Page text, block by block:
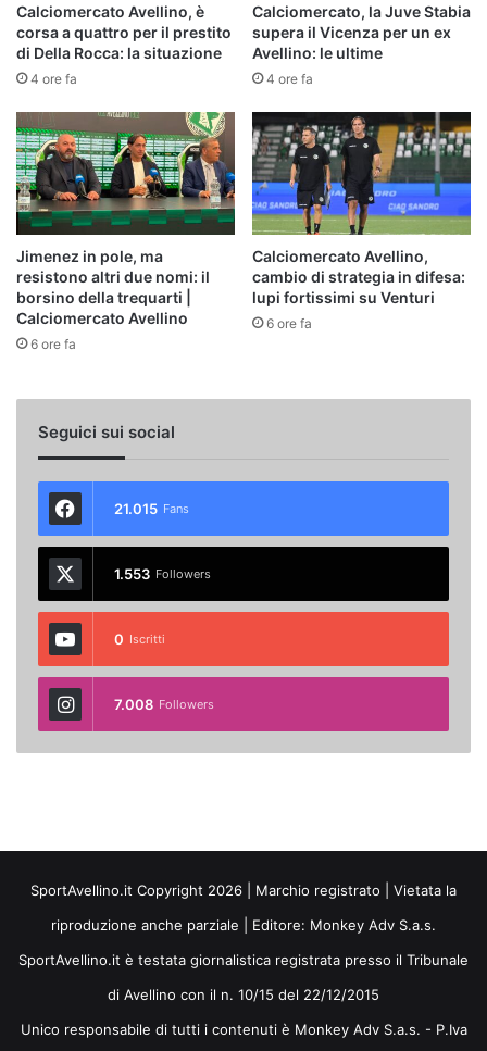
Calciomercato Avellino, è
corsa a quattro per il prestito
di Della Rocca: la situazione
4 ore fa
Calciomercato, la Juve Stabia
supera il Vicenza per un ex
Avellino: le ultime
4 ore fa
Jimenez in pole, ma
resistono altri due nomi: il
borsino della trequarti |
Calciomercato Avellino
6 ore fa
Calciomercato Avellino,
cambio di strategia in difesa:
lupi fortissimi su Venturi
6 ore fa
Seguici sui social
21.015 Fans
1.553 Followers
0 Iscritti
7.008 Followers
SportAvellino.it Copyright 2026 | Marchio registrato | Vietata la
riproduzione anche parziale | Editore: Monkey Adv S.a.s.
SportAvellino.it è testata giornalistica registrata presso il Tribunale
di Avellino con il n. 10/15 del 22/12/2015
Unico responsabile di tutti i contenuti è Monkey Adv S.a.s. - P.Iva